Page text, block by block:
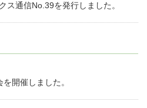
ス通信No.39を発行しました。
開催しました。